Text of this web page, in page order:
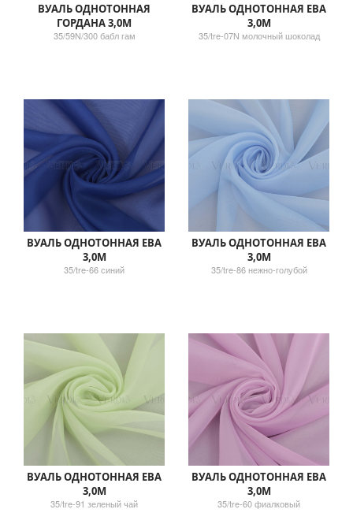
ВУАЛЬ ОДНОТОННАЯ
ГОРДАНА 3,0М
35/59N/300 бабл гам
ВУАЛЬ ОДНОТОННАЯ ЕВА
3,0М
35/tre-07N молочный шоколад
ВУАЛЬ ОДНОТОННАЯ ЕВА
3,0М
35/tre-66 синий
ВУАЛЬ ОДНОТОННАЯ ЕВА
3,0М
35/tre-86 нежно-голубой
ВУАЛЬ ОДНОТОННАЯ ЕВА
3,0М
35/tre-91 зеленый чай
ВУАЛЬ ОДНОТОННАЯ ЕВА
3,0М
35/tre-60 фиалковый